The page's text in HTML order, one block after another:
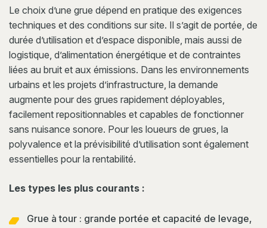
Le choix d’une grue dépend en pratique des exigences
techniques et des conditions sur site. Il s’agit de portée, de
durée d’utilisation et d’espace disponible, mais aussi de
logistique, d’alimentation énergétique et de contraintes
liées au bruit et aux émissions. Dans les environnements
urbains et les projets d’infrastructure, la demande
augmente pour des grues rapidement déployables,
facilement repositionnables et capables de fonctionner
sans nuisance sonore. Pour les loueurs de grues, la
polyvalence et la prévisibilité d’utilisation sont également
essentielles pour la rentabilité.
Les types les plus courants :
Grue à tour : grande portée et capacité de levage,